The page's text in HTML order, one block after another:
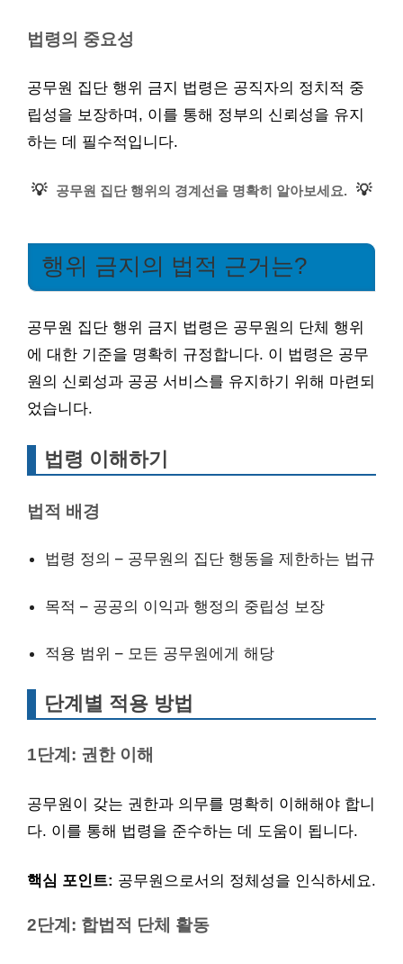
법령의 중요성
공무원 집단 행위 금지 법령은 공직자의 정치적 중
립성을 보장하며, 이를 통해 정부의 신뢰성을 유지
하는 데 필수적입니다.
💡 공무원 집단 행위의 경계선을 명확히 알아보세요. 💡
행위 금지의 법적 근거는?
공무원 집단 행위 금지 법령은 공무원의 단체 행위
에 대한 기준을 명확히 규정합니다. 이 법령은 공무
원의 신뢰성과 공공 서비스를 유지하기 위해 마련되
었습니다.
법령 이해하기
법적 배경
법령 정의 – 공무원의 집단 행동을 제한하는 법규
목적 – 공공의 이익과 행정의 중립성 보장
적용 범위 – 모든 공무원에게 해당
단계별 적용 방법
1단계: 권한 이해
공무원이 갖는 권한과 의무를 명확히 이해해야 합니
다. 이를 통해 법령을 준수하는 데 도움이 됩니다.
핵심 포인트: 공무원으로서의 정체성을 인식하세요.
2단계: 합법적 단체 활동